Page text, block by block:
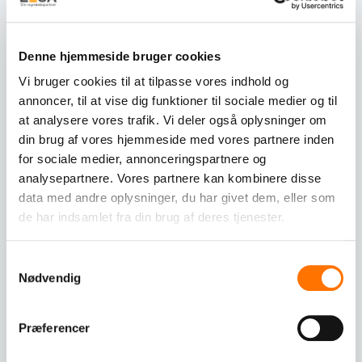
Denne hjemmeside bruger cookies
Vi bruger cookies til at tilpasse vores indhold og
annoncer, til at vise dig funktioner til sociale medier og til
at analysere vores trafik. Vi deler også oplysninger om
din brug af vores hjemmeside med vores partnere inden
for sociale medier, annonceringspartnere og
analysepartnere. Vores partnere kan kombinere disse
data med andre oplysninger, du har givet dem, eller som
de har indsamlet fra din brug af deres tjenester.
Nødvendig
Præferencer
vigtig for din virksomhed?
din virksomhed. De hjælper med at sikre, at dine
regnskaber er korrekte, og at du overholder alle
skatteregler. Desuden kan en erfaren revisor give dig
værdifuld rådgivning, der kan hjælpe din virksomhed
med at vokse.
Hvordan finder du den rigtige
revisor i Taastrup?
Når du skal finde en revisor i taastrup, bør du overveje
deres erfaring, ekspertise og omkostninger. Det er også
vigtigt at finde en revisor, der forstår din branche og
kan tilpasse deres tjenester til dine specifikke behov.
Revisor i Taastrup: Hvad koster det?